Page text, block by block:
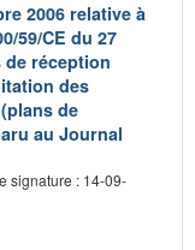
2006 relative à
59/CE du 27
réception
des
de
au Journal
signature : 14-09-